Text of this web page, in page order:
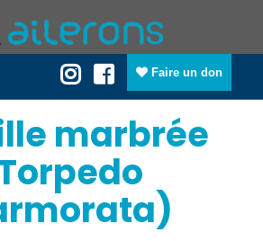
Faire un don
marbrée